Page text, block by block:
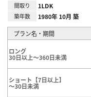
間取り 1LDK
築年数 1980年 10月 築
プラン名・期間
ロング
30日以上～360日未満
ショート【7日以上】
～30日未満